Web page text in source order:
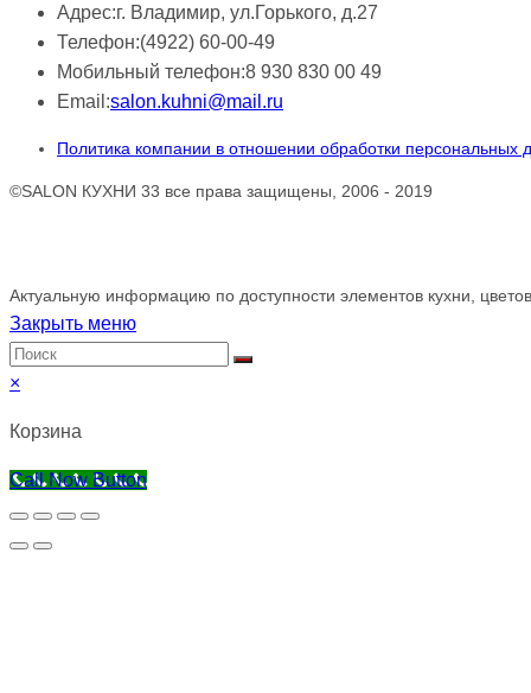
Адрес:г. Владимир, ул.Горького, д.27
Телефон:(4922) 60-00-49
Мобильный телефон:8 930 830 00 49
Email:salon.kuhni@mail.ru
Политика компании в отношении обработки персональных
©SALON КУХНИ 33 все права защищены, 2006 - 2019
Актуальную информацию по доступности элементов кухни,
Закрыть меню
×
Корзина
Call Now Button